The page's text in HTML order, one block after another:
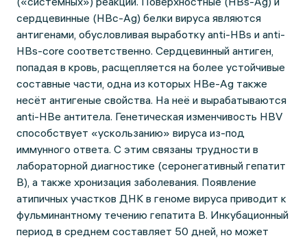
сердцевинные (HBc-Ag) белки вируса являются
антигенами, обусловливая выработку anti-HBs и anti-
HBs-core соответственно. Сердцевинный антиген,
попадая в кровь, расщепляется на более устойчивые
составные части, одна из которых HBe-Ag также
несёт антигеные свойства. На неё и вырабатываются
anti-HBe антитела. Генетическая изменчивость HВV
способствует «ускользанию» вируса из-под
иммунного ответа. С этим связаны трудности в
лабораторной диагностике (серонегативный гепатит
В), а также хронизация заболевания. Появление
атипичных участков ДНК в геноме вируса приводит к
фульминантному течению гепатита В. Инкубационный
период в среднем составляет 50 дней, но может